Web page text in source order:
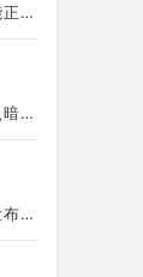
正…
暗…
布…